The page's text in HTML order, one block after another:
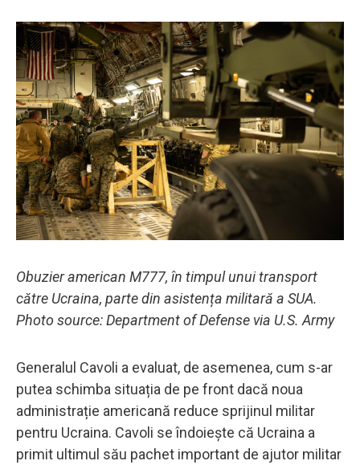
Obuzier american M777, în timpul unui transport
către Ucraina, parte din asistența militară a SUA.
Photo source: Department of Defense via U.S. Army
Generalul Cavoli a evaluat, de asemenea, cum s-ar
putea schimba situația de pe front dacă noua
administrație americană reduce sprijinul militar
pentru Ucraina. Cavoli se îndoiește că Ucraina a
primit ultimul său pachet important de ajutor militar